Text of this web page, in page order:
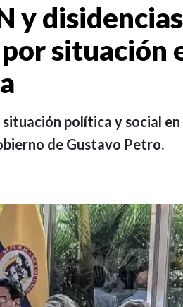
y
situación
política y social en
de Gustavo Petro.